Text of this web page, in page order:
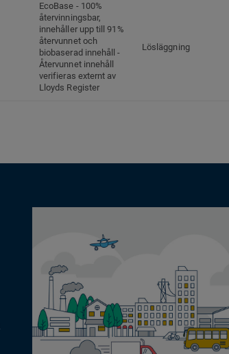
EcoBase - 100%
återvinningsbar,
innehåller upp till 91%
återvunnet och
biobaserad innehåll -
Återvunnet innehåll
verifieras externt av
Lloyds Register
Lösläggning